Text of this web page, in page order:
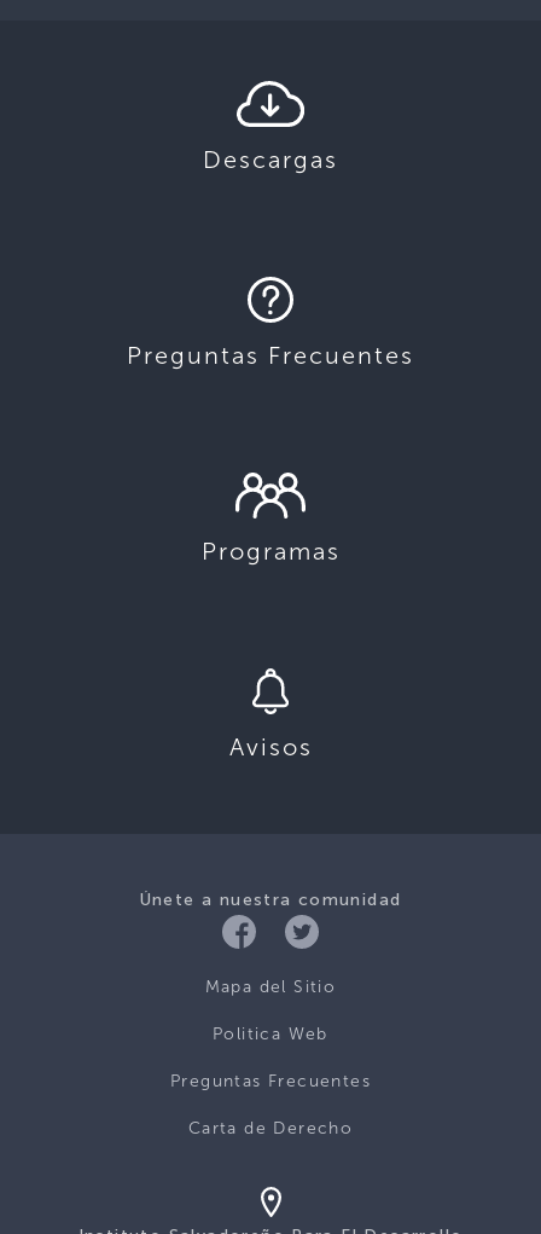
Descargas
Preguntas Frecuentes
Programas
Avisos
Únete a nuestra comunidad
Mapa del Sitio
Politica Web
Preguntas Frecuentes
Carta de Derecho